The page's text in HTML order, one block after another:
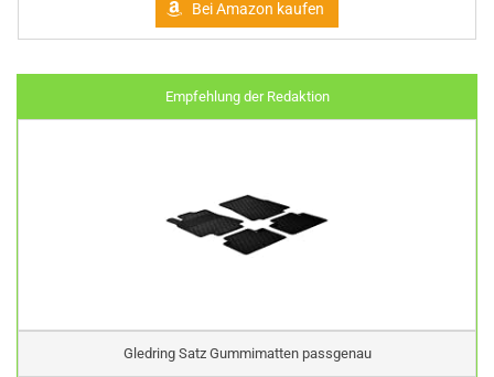
Bei Amazon kaufen
Empfehlung der Redaktion
Gledring Satz Gummimatten passgenau